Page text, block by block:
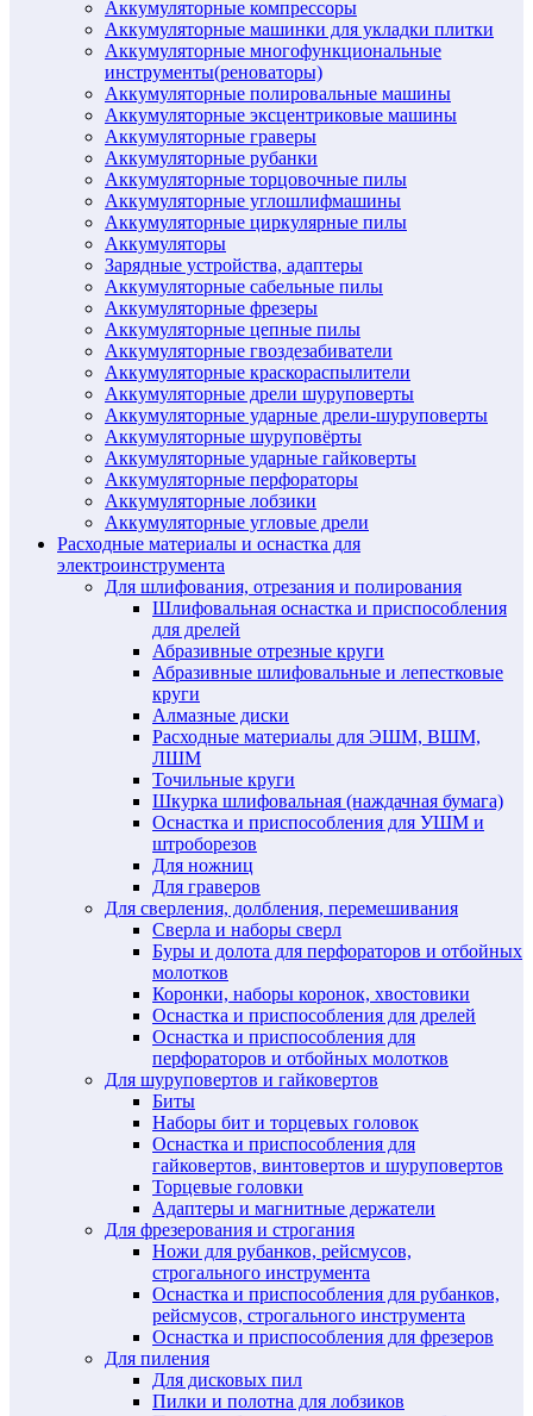
Аккумуляторные компрессоры
Аккумуляторные машинки для укладки плитки
Аккумуляторные многофункциональные
инструменты(реноваторы)
Аккумуляторные полировальные машины
Аккумуляторные эксцентриковые машины
Аккумуляторные граверы
Аккумуляторные рубанки
Аккумуляторные торцовочные пилы
Аккумуляторные углошлифмашины
Аккумуляторные циркулярные пилы
Аккумуляторы
Зарядные устройства, адаптеры
Аккумуляторные сабельные пилы
Аккумуляторные фрезеры
Аккумуляторные цепные пилы
Аккумуляторные гвоздезабиватели
Аккумуляторные краскораспылители
Аккумуляторные дрели шуруповерты
Аккумуляторные ударные дрели-шуруповерты
Аккумуляторные шуруповёрты
Аккумуляторные ударные гайковерты
Аккумуляторные перфораторы
Аккумуляторные лобзики
Аккумуляторные угловые дрели
Расходные материалы и оснастка для
электроинструмента
Для шлифования, отрезания и полирования
Шлифовальная оснастка и приспособления
для дрелей
Абразивные отрезные круги
Абразивные шлифовальные и лепестковые
круги
Алмазные диски
Расходные материалы для ЭШМ, ВШМ,
ЛШМ
Точильные круги
Шкурка шлифовальная (наждачная бумага)
Оснастка и приспособления для УШМ и
штроборезов
Для ножниц
Для граверов
Для сверления, долбления, перемешивания
Сверла и наборы сверл
Буры и долота для перфораторов и отбойных
молотков
Коронки, наборы коронок, хвостовики
Оснастка и приспособления для дрелей
Оснастка и приспособления для
перфораторов и отбойных молотков
Для шуруповертов и гайковертов
Биты
Наборы бит и торцевых головок
Оснастка и приспособления для
гайковертов, винтовертов и шуруповертов
Торцевые головки
Адаптеры и магнитные держатели
Для фрезерования и строгания
Ножи для рубанков, рейсмусов,
строгального инструмента
Оснастка и приспособления для рубанков,
рейсмусов, строгального инструмента
Оснастка и приспособления для фрезеров
Для пиления
Для дисковых пил
Пилки и полотна для лобзиков